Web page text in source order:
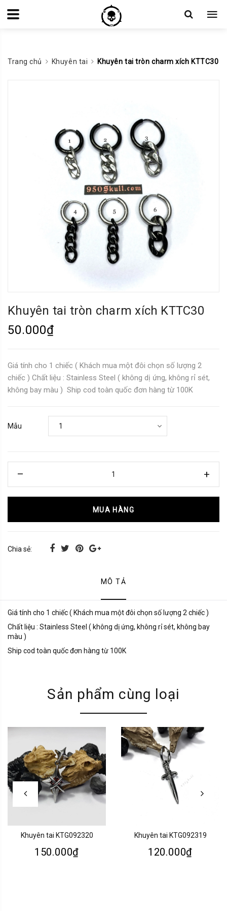
Trang chủ Khuyên tai Khuyên tai tròn charm xích KTTC30
Khuyên tai tròn charm xích KTTC30
50.000₫
Giá tính cho 1 chiếc ( Khách mua một đôi chọn số lượng 2
chiếc ) Chất liệu : Stainless Steel ( không dị ứng, không rỉ sét,
không bay màu ) Ship cod toàn quốc đơn hàng từ 100K
Mẫu
MUA HÀNG
Chia sẻ:
MÔ TẢ
Giá tính cho 1 chiếc ( Khách mua một đôi chọn số lượng 2 chiếc )
Chất liệu : Stainless Steel ( không dị ứng, không rỉ sét, không bay
màu )
Ship cod toàn quốc đơn hàng từ 100K
Sản phẩm cùng loại
Khuyên tai KTG092320
150.000₫
Khuyên tai KTG092319
120.000₫